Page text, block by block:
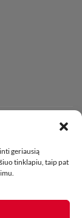
geriausią
tinklapiu, taip pat